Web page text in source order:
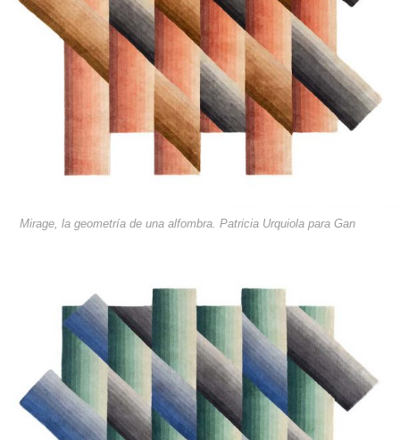
Mirage, la geometría de una alfombra. Patricia Urquiola para Gan